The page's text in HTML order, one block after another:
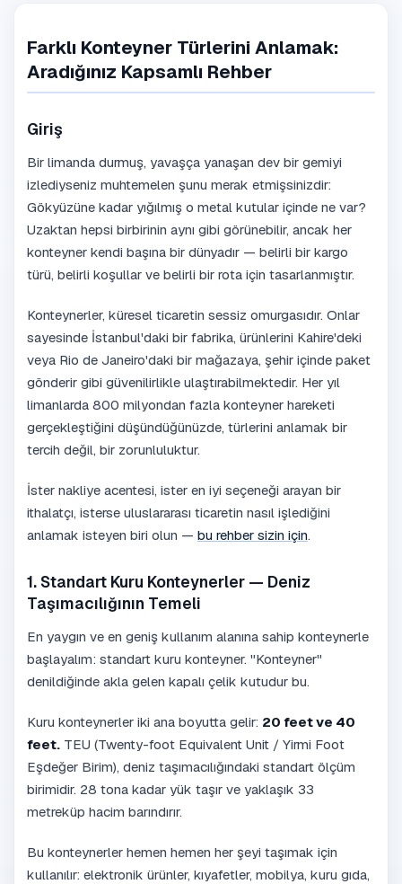
Farklı Konteyner Türlerini Anlamak:
Aradığınız Kapsamlı Rehber
Giriş
Bir limanda durmuş, yavaşça yanaşan dev bir gemiyi
izlediyseniz muhtemelen şunu merak etmişsinizdir:
Gökyüzüne kadar yığılmış o metal kutular içinde ne var?
Uzaktan hepsi birbirinin aynı gibi görünebilir, ancak her
konteyner kendi başına bir dünyadır — belirli bir kargo
türü, belirli koşullar ve belirli bir rota için tasarlanmıştır.
Konteynerler, küresel ticaretin sessiz omurgasıdır. Onlar
sayesinde İstanbul'daki bir fabrika, ürünlerini Kahire'deki
veya Rio de Janeiro'daki bir mağazaya, şehir içinde paket
gönderir gibi güvenilirlikle ulaştırabilmektedir. Her yıl
limanlarda 800 milyondan fazla konteyner hareketi
gerçekleştiğini düşündüğünüzde, türlerini anlamak bir
tercih değil, bir zorunluluktur.
İster nakliye acentesi, ister en iyi seçeneği arayan bir
ithalatçı, isterse uluslararası ticaretin nasıl işlediğini
anlamak isteyen biri olun — bu rehber sizin için.
1. Standart Kuru Konteynerler — Deniz
Taşımacılığının Temeli
En yaygın ve en geniş kullanım alanına sahip konteynerle
başlayalım: standart kuru konteyner. "Konteyner"
denildiğinde akla gelen kapalı çelik kutudur bu.
Kuru konteynerler iki ana boyutta gelir: 20 feet ve 40
feet. TEU (Twenty-foot Equivalent Unit / Yirmi Foot
Eşdeğer Birim), deniz taşımacılığındaki standart ölçüm
birimidir. 28 tona kadar yük taşır ve yaklaşık 33
metreküp hacim barındırır.
Bu konteynerler hemen hemen her şeyi taşımak için
kullanılır: elektronik ürünler, kıyafetler, mobilya, kuru gıda,